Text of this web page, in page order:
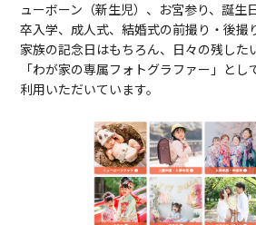
ューボーン（新生児）、お宮参り、誕生
卒入学、成人式、結婚式の前撮り・後撮
家族の記念日はもちろん、日々の残した
「わが家の専属フォトグラファー」と
利用いただいています。